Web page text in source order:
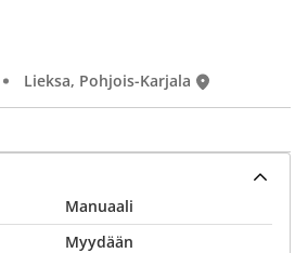
Lieksa, Pohjois-Karjala
Manuaali
Myydään